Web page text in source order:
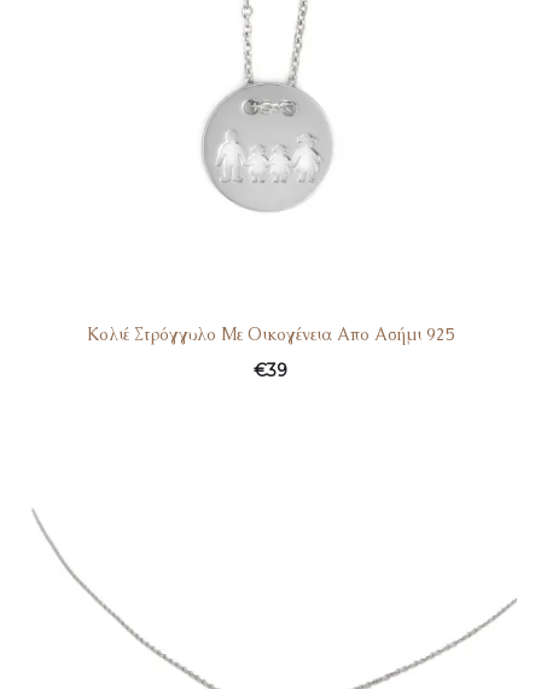
Κολιέ Στρόγγυλο Με Οικογένεια Απο Ασήμι 925
€39